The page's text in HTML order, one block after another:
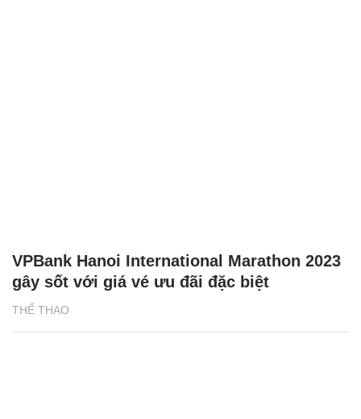
THỂ THAO
VPBank Hanoi International Marathon 2023
gây sốt với giá vé ưu đãi đặc biệt